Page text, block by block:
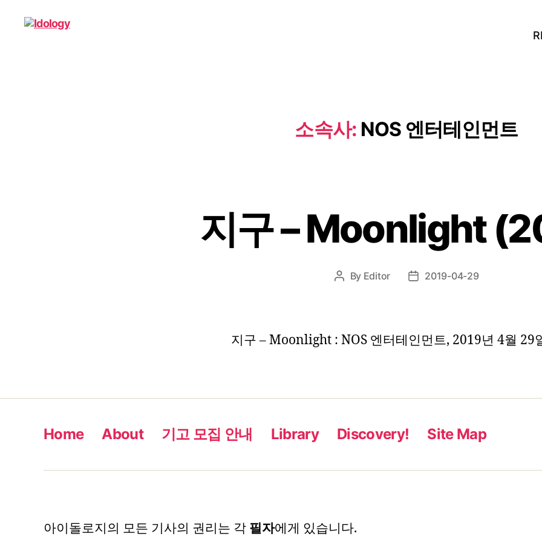
소속사: NOS 엔터테인먼트
지구 – Moonlight
Post
By Editor
Post2019-04-29
지구 – Moonlight : NOS 엔터테인먼트, 2019년 4월 29
Home About 기고 모집 안내 Library Discovery! Site Map
아이돌로지의 모든 기사의 권리는 각 필자에게 있습니다.